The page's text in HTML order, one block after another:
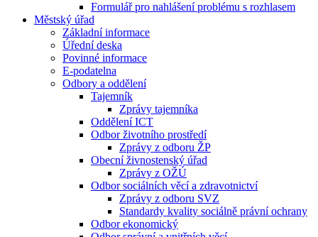
Formulář pro nahlášení problému s rozhlasem
Městský úřad
Základní informace
Úřední deska
Povinné informace
E-podatelna
Odbory a oddělení
Tajemník
Zprávy tajemníka
Oddělení ICT
Odbor životního prostředí
Zprávy z odboru ŽP
Obecní živnostenský úřad
Zprávy z OŽÚ
Odbor sociálních věcí a zdravotnictví
Zprávy z odboru SVZ
Standardy kvality sociálně právní ochrany
Odbor ekonomický